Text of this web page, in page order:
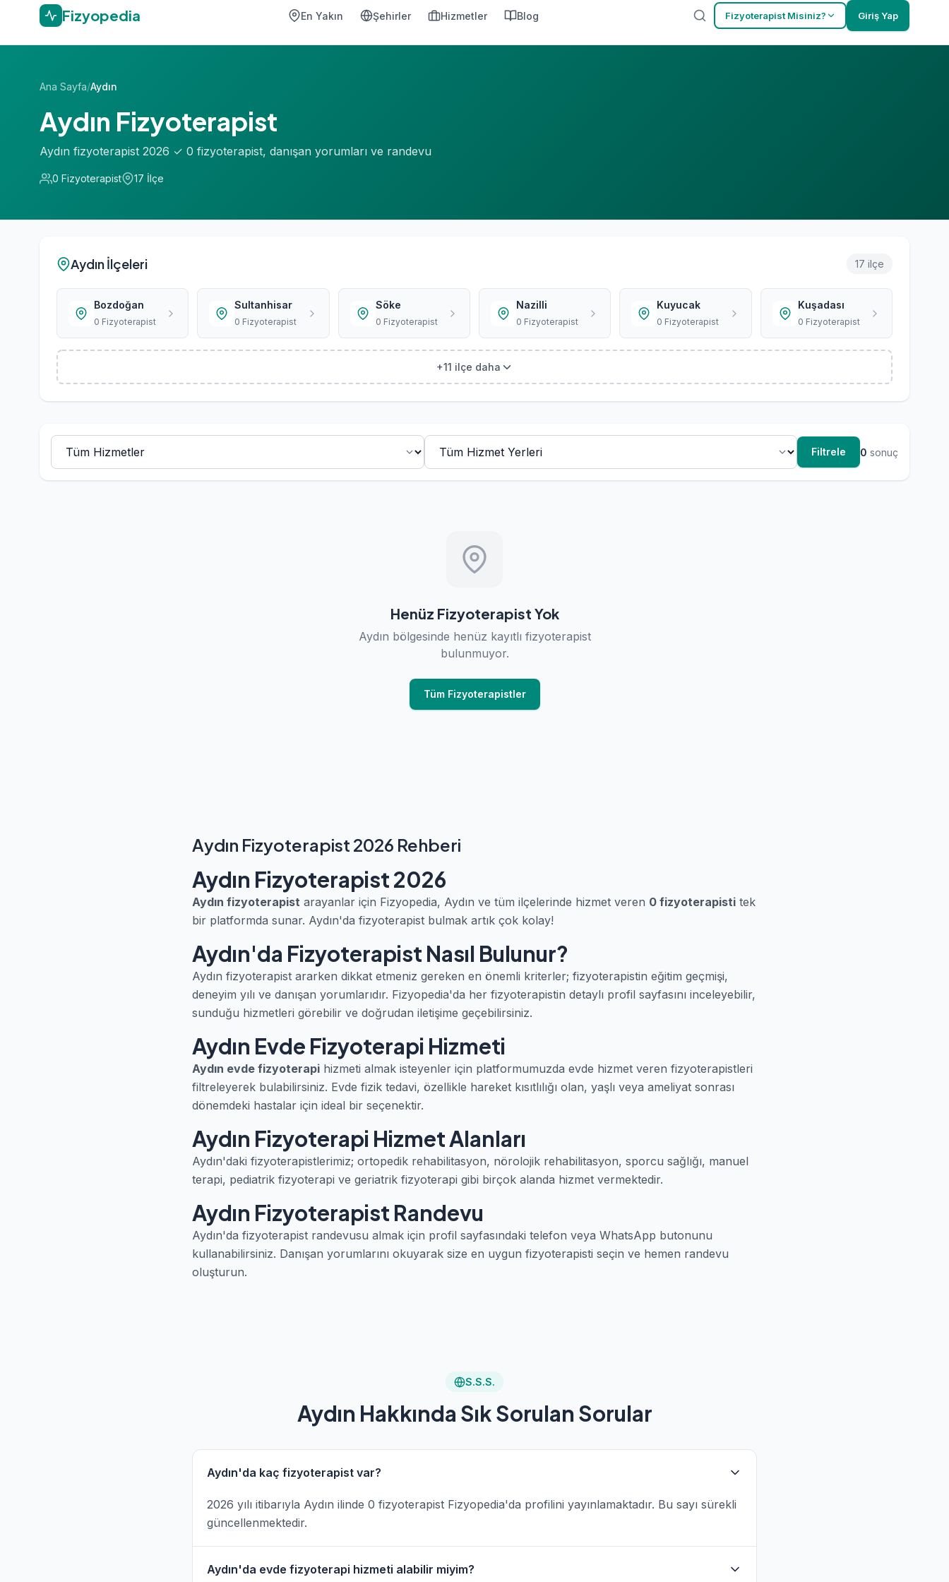
Fizyopedia En Yakın Şehirler Hizmetler Blog Fizyoterapist Misiniz? Giriş Yap
Ana Sayfa/Aydın
Aydın Fizyoterapist
Aydın fizyoterapist 2026 ✓ 0 fizyoterapist, danışan yorumları ve randevu
0 Fizyoterapist 17 İlçe
Aydın İlçeleri 17 ilçe
Bozdoğan
0 Fizyoterapist
Sultanhisar
0 Fizyoterapist
Söke
0 Fizyoterapist
Nazilli
0 Fizyoterapist
Kuyucak
0 Fizyoterapist
Kuşadası
0 Fizyoterapist
+11 ilçe daha
Filtrele 0 sonuç
Henüz Fizyoterapist Yok
Aydın bölgesinde henüz kayıtlı fizyoterapist
bulunmuyor.
Tüm Fizyoterapistler
Aydın Fizyoterapist 2026 Rehberi
Aydın Fizyoterapist 2026
Aydın fizyoterapist arayanlar için Fizyopedia, Aydın ve tüm ilçelerinde hizmet veren 0 fizyoterapisti tek
bir platformda sunar. Aydın'da fizyoterapist bulmak artık çok kolay!
Aydın'da Fizyoterapist Nasıl Bulunur?
Aydın fizyoterapist ararken dikkat etmeniz gereken en önemli kriterler; fizyoterapistin eğitim geçmişi,
deneyim yılı ve danışan yorumlarıdır. Fizyopedia'da her fizyoterapistin detaylı profil sayfasını inceleyebilir,
sunduğu hizmetleri görebilir ve doğrudan iletişime geçebilirsiniz.
Aydın Evde Fizyoterapi Hizmeti
Aydın evde fizyoterapi hizmeti almak isteyenler için platformumuzda evde hizmet veren fizyoterapistleri
filtreleyerek bulabilirsiniz. Evde fizik tedavi, özellikle hareket kısıtlılığı olan, yaşlı veya ameliyat sonrası
dönemdeki hastalar için ideal bir seçenektir.
Aydın Fizyoterapi Hizmet Alanları
Aydın'daki fizyoterapistlerimiz; ortopedik rehabilitasyon, nörolojik rehabilitasyon, sporcu sağlığı, manuel
terapi, pediatrik fizyoterapi ve geriatrik fizyoterapi gibi birçok alanda hizmet vermektedir.
Aydın Fizyoterapist Randevu
Aydın'da fizyoterapist randevusu almak için profil sayfasındaki telefon veya WhatsApp butonunu
kullanabilirsiniz. Danışan yorumlarını okuyarak size en uygun fizyoterapisti seçin ve hemen randevu
oluşturun.
S.S.S.
Aydın Hakkında Sık Sorulan Sorular
Aydın'da kaç fizyoterapist var?
2026 yılı itibarıyla Aydın ilinde 0 fizyoterapist Fizyopedia'da profilini yayınlamaktadır. Bu sayı sürekli
güncellenmektedir.
Aydın'da evde fizyoterapi hizmeti alabilir miyim?